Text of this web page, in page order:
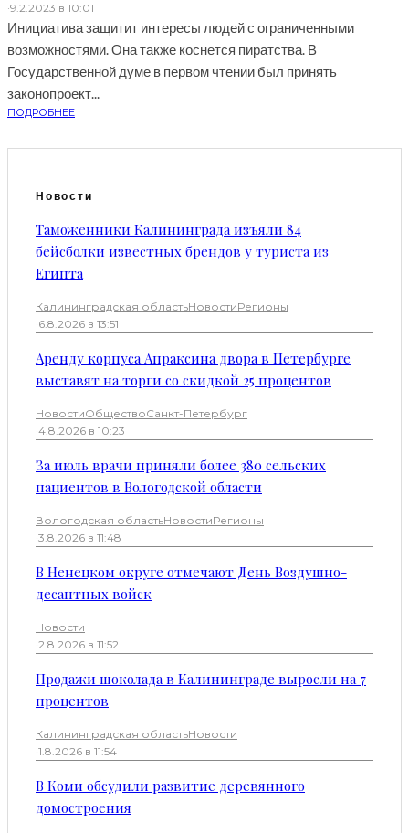
·9.2.2023 в 10:01
Инициатива защитит интересы людей с ограниченными
возможностями. Она также коснется пиратства. В
Государственной думе в первом чтении был принять
законопроект...
ПОДРОБНЕЕ
Новости
Таможенники Калининграда изъяли 84
бейсболки известных брендов у туриста из
Египта
Калининградская областьНовостиРегионы
·6.8.2026 в 13:51
Аренду корпуса Апраксина двора в Петербурге
выставят на торги со скидкой 25 процентов
НовостиОбществоСанкт-Петербург
·4.8.2026 в 10:23
За июль врачи приняли более 380 сельских
пациентов в Вологодской области
Вологодская областьНовостиРегионы
·3.8.2026 в 11:48
В Ненецком округе отмечают День Воздушно-
десантных войск
Новости
·2.8.2026 в 11:52
Продажи шоколада в Калининграде выросли на 7
процентов
Калининградская областьНовости
·1.8.2026 в 11:54
В Коми обсудили развитие деревянного
домостроения